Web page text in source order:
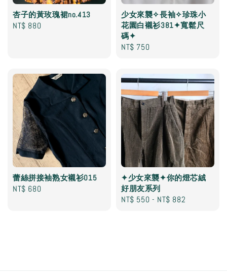
杏子的黃玫瑰裙no.413
Regular
NT$ 880
少女來襲✧長袖✧珍珠小
花園白襯衫381✦寬鬆尺
碼✦
Regular
NT$ 750
蕾絲拼接袖熟女襯衫015
Regular
NT$ 680
✦少女來襲✦你的燈芯絨
好朋友系列
Regular
NT$ 550 - NT$ 882